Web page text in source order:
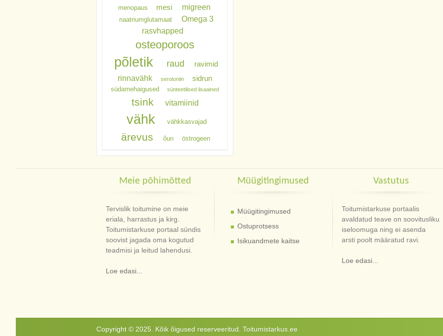
menopaus mesi migreen
naatriumglutamaat
Omega 3
rasvhapped
osteoporoos
põletik raud ravimid
rinnavähk serotoniin sidrun
südamehaigused sünteetilised lisaained
tsink vitamiinid
vähk vähkkasvajad
ärevus õun östrogeen
Meie põhimõtted
Tervislik toitumine on meie
eriala, harrastus ja kirg.
Toitumistarkuse portaal sündis
soovist jagada oma kogutud
teadmisi ja leitud lahendusi.
Loe edasi...
Müügitingimused
Müügitingimused
Ostuprotsess
Isikuandmete kaitse
Vastutus
Toitumistarkuse portaalis
avaldatud teave on soovitusliku
iseloomuga ning ei asenda
arsti poolt määratud ravi.
Loe edasi...
Copyright © 2025. Kõik õigused reserveeritud. Toitumistarkus.ee